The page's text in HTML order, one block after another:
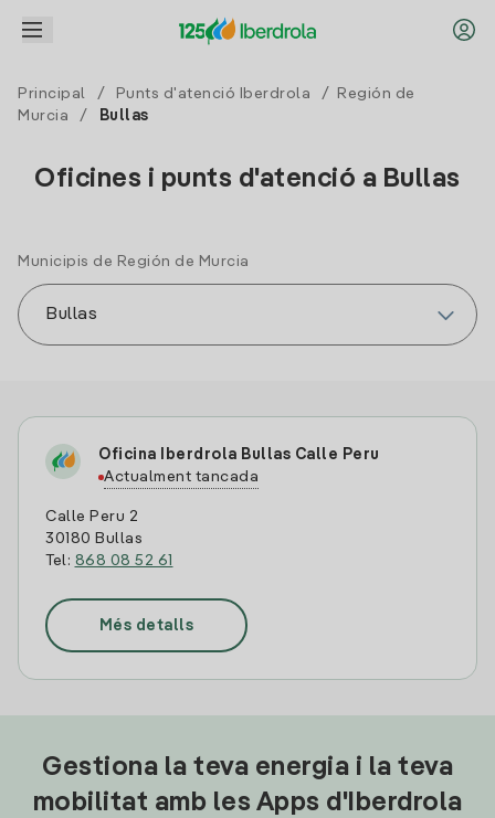
Principal / Punts d'atenció Iberdrola /
Región de
Murcia
/ Bullas
Oficines i punts d'atenció a Bullas
Municipis de Región de Murcia
Oficina Iberdrola Bullas Calle Peru
Actualment tancada
Calle Peru 2
30180 Bullas
Tel: 868 08 52 61
Més detalls
Gestiona la teva energia i la teva
mobilitat amb les Apps d'Iberdrola